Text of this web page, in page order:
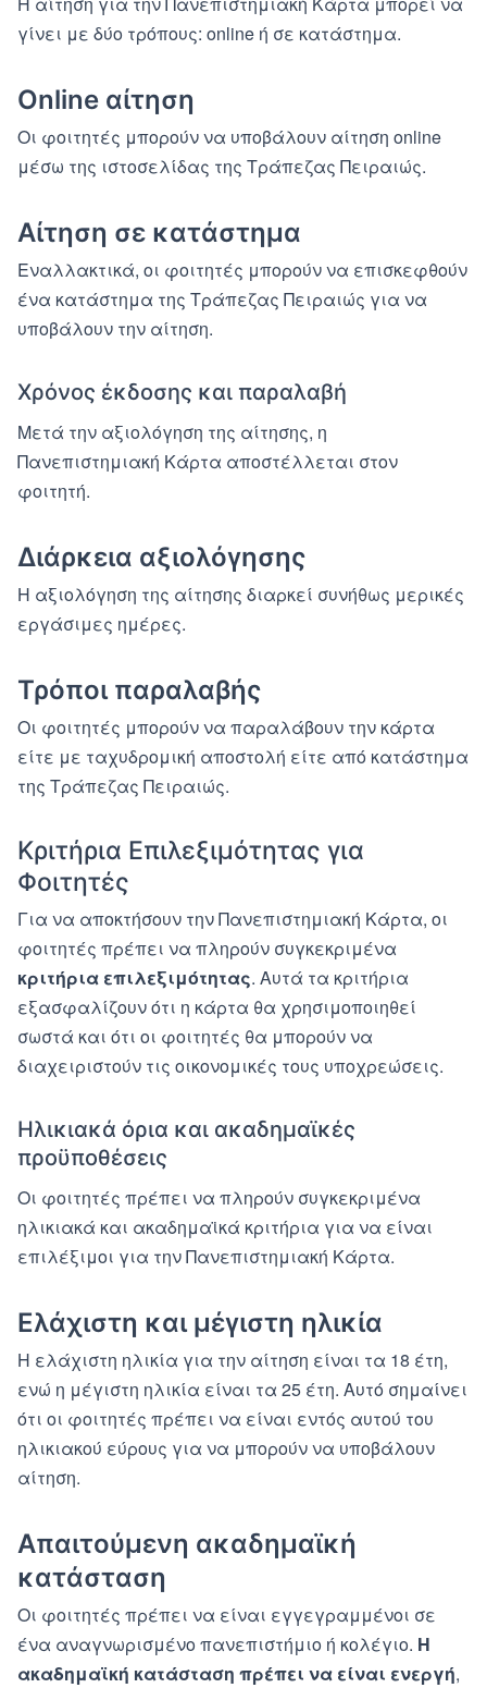
γίνει με δύο τρόπους: online ή σε κατάστημα.
Online αίτηση
Οι φοιτητές μπορούν να υποβάλουν αίτηση online
μέσω της ιστοσελίδας της Τράπεζας Πειραιώς.
Αίτηση σε κατάστημα
Εναλλακτικά, οι φοιτητές μπορούν να επισκεφθούν
ένα κατάστημα της Τράπεζας Πειραιώς για να
υποβάλουν την αίτηση.
Χρόνος έκδοσης και παραλαβή
Μετά την αξιολόγηση της αίτησης, η
Πανεπιστημιακή Κάρτα αποστέλλεται στον
φοιτητή.
Διάρκεια αξιολόγησης
Η αξιολόγηση της αίτησης διαρκεί συνήθως μερικές
εργάσιμες ημέρες.
Τρόποι παραλαβής
Οι φοιτητές μπορούν να παραλάβουν την κάρτα
είτε με ταχυδρομική αποστολή είτε από κατάστημα
της Τράπεζας Πειραιώς.
Κριτήρια Επιλεξιμότητας για
Φοιτητές
Για να αποκτήσουν την Πανεπιστημιακή Κάρτα, οι
φοιτητές πρέπει να πληρούν συγκεκριμένα
κριτήρια επιλεξιμότητας. Αυτά τα κριτήρια
εξασφαλίζουν ότι η κάρτα θα χρησιμοποιηθεί
σωστά και ότι οι φοιτητές θα μπορούν να
διαχειριστούν τις οικονομικές τους υποχρεώσεις.
Ηλικιακά όρια και ακαδημαϊκές
προϋποθέσεις
Οι φοιτητές πρέπει να πληρούν συγκεκριμένα
ηλικιακά και ακαδημαϊκά κριτήρια για να είναι
επιλέξιμοι για την Πανεπιστημιακή Κάρτα.
Ελάχιστη και μέγιστη ηλικία
Η ελάχιστη ηλικία για την αίτηση είναι τα 18 έτη,
ενώ η μέγιστη ηλικία είναι τα 25 έτη. Αυτό σημαίνει
ότι οι φοιτητές πρέπει να είναι εντός αυτού του
ηλικιακού εύρους για να μπορούν να υποβάλουν
αίτηση.
Απαιτούμενη ακαδημαϊκή
κατάσταση
Οι φοιτητές πρέπει να είναι εγγεγραμμένοι σε
ένα αναγνωρισμένο πανεπιστήμιο ή κολέγιο. Η
ακαδημαϊκή κατάσταση πρέπει να είναι ενεργή,